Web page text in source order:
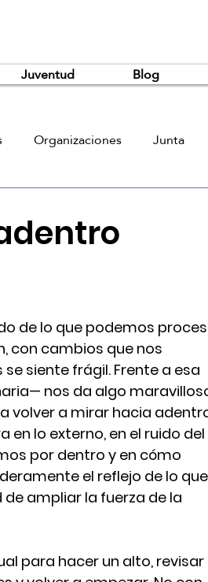
Juventud Blog
Organizaciones Junta
de lo que podemos
con cambios que nos
siente frágil. Frente a esa
nos da algo
volver a mirar hacia
en lo externo, en el ruido del
por dentro y en cómo
el reflejo de lo que
ampliar la fuerza de la
para hacer un alto, revisar